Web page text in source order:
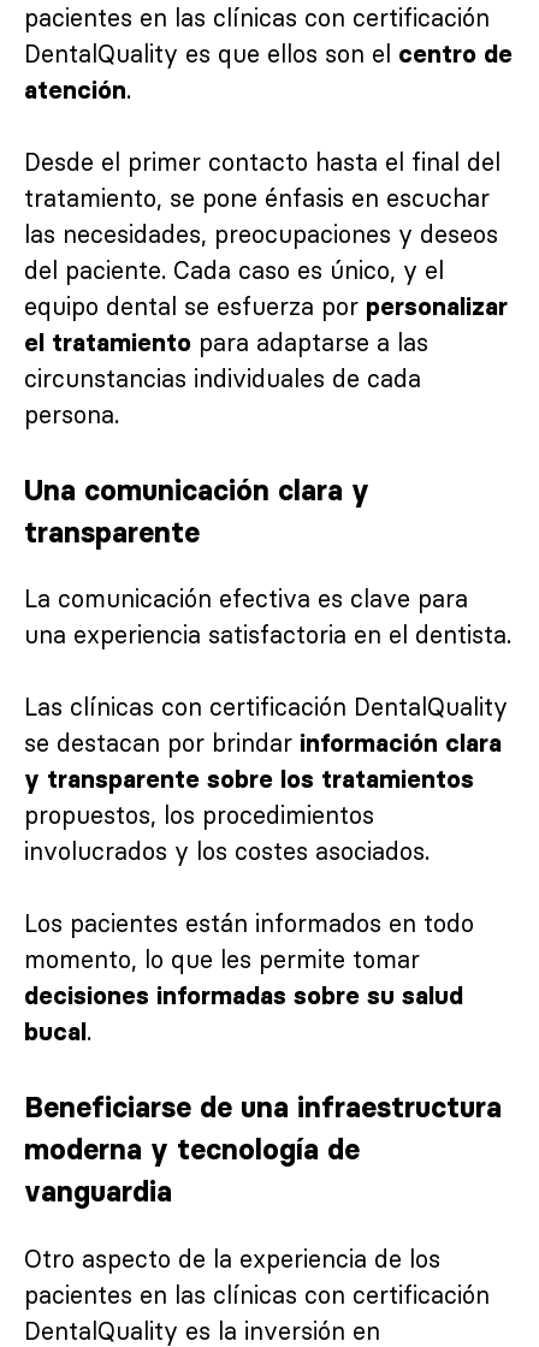
pacientes en las clínicas con certificación
DentalQuality es que ellos son el centro de
atención.
Desde el primer contacto hasta el final del
tratamiento, se pone énfasis en escuchar
las necesidades, preocupaciones y deseos
del paciente. Cada caso es único, y el
equipo dental se esfuerza por personalizar
el tratamiento para adaptarse a las
circunstancias individuales de cada
persona.
Una comunicación clara y
transparente
La comunicación efectiva es clave para
una experiencia satisfactoria en el dentista.
Las clínicas con certificación DentalQuality
se destacan por brindar información clara
y transparente sobre los tratamientos
propuestos, los procedimientos
involucrados y los costes asociados.
Los pacientes están informados en todo
momento, lo que les permite tomar
decisiones informadas sobre su salud
bucal.
Beneficiarse de una infraestructura
moderna y tecnología de
vanguardia
Otro aspecto de la experiencia de los
pacientes en las clínicas con certificación
DentalQuality es la inversión en